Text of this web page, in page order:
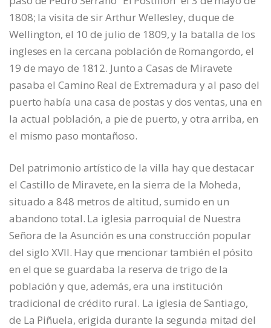
1808; la visita de sir Arthur Wellesley, duque de
Wellington, el 10 de julio de 1809, y la batalla de los
ingleses en la cercana población de Romangordo, el
19 de mayo de 1812. Junto a Casas de Miravete
pasaba el Camino Real de Extremadura y al paso del
puerto había una casa de postas y dos ventas, una en
la actual población, a pie de puerto, y otra arriba, en
el mismo paso montañoso.
Del patrimonio artístico de la villa hay que destacar
el Castillo de Miravete, en la sierra de la Moheda,
situado a 848 metros de altitud, sumido en un
abandono total. La iglesia parroquial de Nuestra
Señora de la Asunción es una construcción popular
del siglo XVII. Hay que mencionar también el pósito
en el que se guardaba la reserva de trigo de la
población y que, además, era una institución
tradicional de crédito rural. La iglesia de Santiago,
de La Piñuela, erigida durante la segunda mitad del